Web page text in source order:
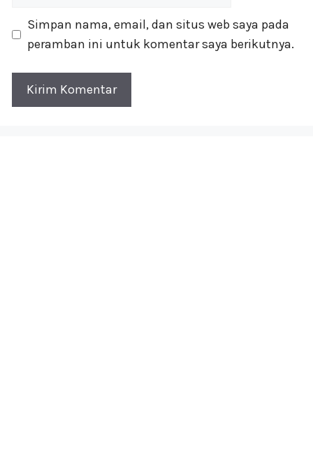
Simpan nama, email, dan situs web saya pada
peramban ini untuk komentar saya berikutnya.